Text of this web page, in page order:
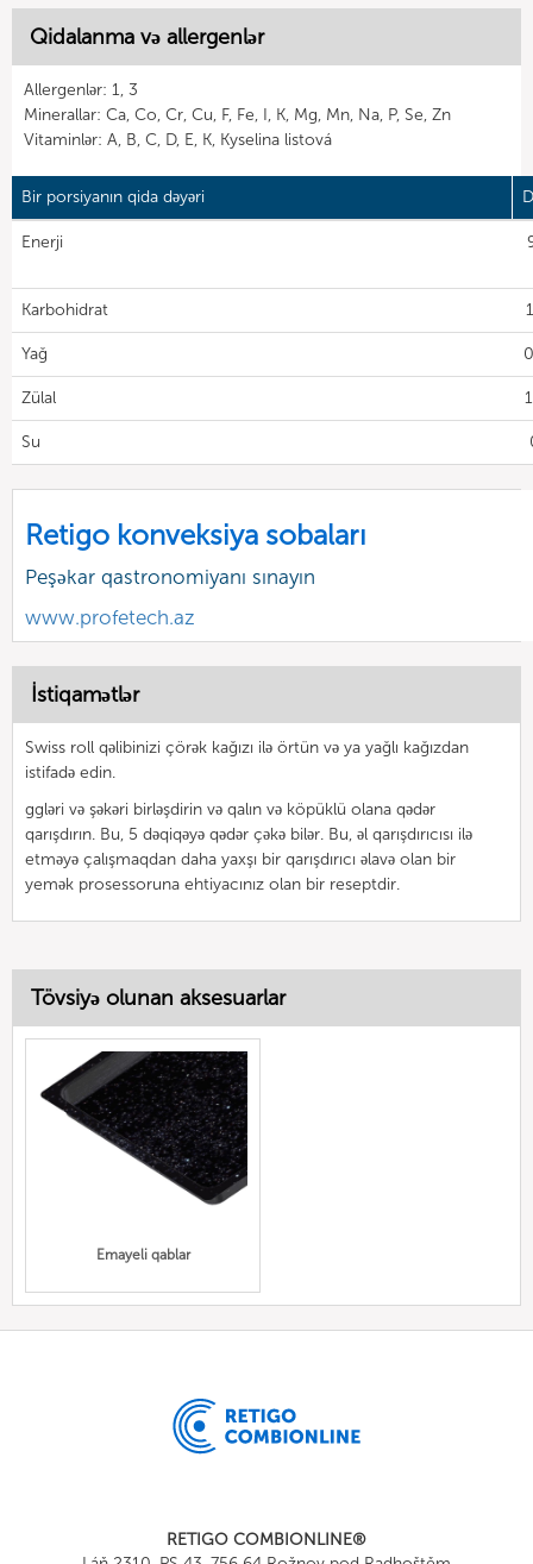
Qidalanma və allergenlər
Allergenlər: 1, 3
Minerallar: Ca, Co, Cr, Cu, F, Fe, I, K, Mg, Mn, Na, P, Se, Zn
Vitaminlər: A, B, C, D, E, K, Kyselina listová
Bir porsiyanın qida dəyəri
Enerji
Karbohidrat
Yağ
Zülal
Su
Retigo konveksiya sobaları
Peşəkar qastronomiyanı sınayın
www.profetech.az
İstiqamətlər
Swiss roll qəlibinizi çörək kağızı ilə örtün və ya yağlı kağızdan
istifadə edin.
ggləri və şəkəri birləşdirin və qalın və köpüklü olana qədər
qarışdırın. Bu, 5 dəqiqəyə qədər çəkə bilər. Bu, əl qarışdırıcısı ilə
etməyə çalışmaqdan daha yaxşı bir qarışdırıcı əlavə olan bir
yemək prosessoruna ehtiyacınız olan bir reseptdir.
Tövsiyə olunan aksesuarlar
Emayeli qablar
RETIGO COMBIONLINE®